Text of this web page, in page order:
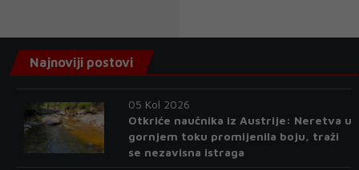
Najnoviji postovi
05 Kol 2026
Otkriće naučnika iz Austrije: Neretva u
gornjem toku promijenila boju, traži
se nezavisna istraga